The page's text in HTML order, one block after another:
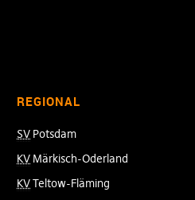
REGIONAL
SV Potsdam
KV Märkisch-Oderland
KVTeltow-Fläming